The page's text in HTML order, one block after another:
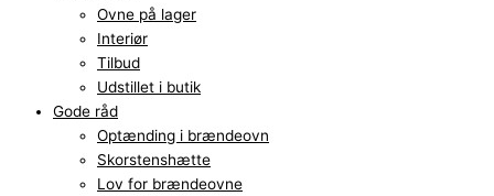
Ovne på lager
Interiør
Tilbud
Udstillet i butik
Gode råd
Optænding i brændeovn
Skorstenshætte
Lov for brændeovne